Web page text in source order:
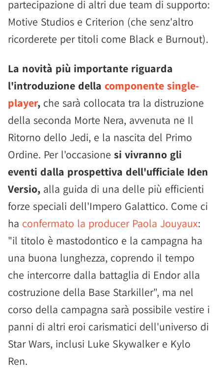
partecipazione di altri due team di supporto:
Motive Studios e Criterion (che senz'altro
ricorderete per titoli come Black e Burnout).
La novità più importante riguarda
l'introduzione della componente single-
player, che sarà collocata tra la distruzione
della seconda Morte Nera, avvenuta ne Il
Ritorno dello Jedi, e la nascita del Primo
Ordine. Per l'occasione si vivranno gli
eventi dalla prospettiva dell'ufficiale Iden
Versio, alla guida di una delle più efficienti
forze speciali dell'Impero Galattico. Come ci
ha confermato la producer Paola Jouyaux:
"il titolo è mastodontico e la campagna ha
una buona lunghezza, coprendo il tempo
che intercorre dalla battaglia di Endor alla
costruzione della Base Starkiller", ma nel
corso della campagna sarà possibile vestire i
panni di altri eroi carismatici dell'universo di
Star Wars, inclusi Luke Skywalker e Kylo
Ren.